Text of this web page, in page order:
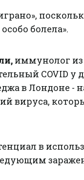
болела».
иммунолог из
COVID у
в Лондоне -
вируса,
в